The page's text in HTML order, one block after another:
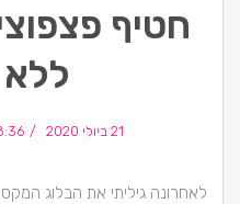
חטיף
21 ביולי 2020
לאחרונה גיליתי את הבלוג